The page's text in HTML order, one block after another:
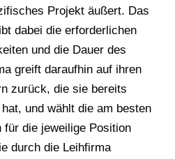
Projekt äußert. Das
dabei die erforderlichen
und die Dauer des
greift daraufhin auf ihren
zurück, die sie bereits
und wählt die am besten
für die jeweilige Position
durch die Leihfirma